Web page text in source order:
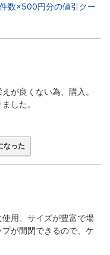
数×500円分の値引クー
が良くない為、購入。
した。
なった
用、サイズが豊富で場
が開閉できるので、ケ